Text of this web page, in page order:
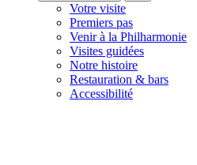
Votre visite
Premiers pas
Venir à la Philharmonie
Visites guidées
Notre histoire
Restauration & bars
Accessibilité